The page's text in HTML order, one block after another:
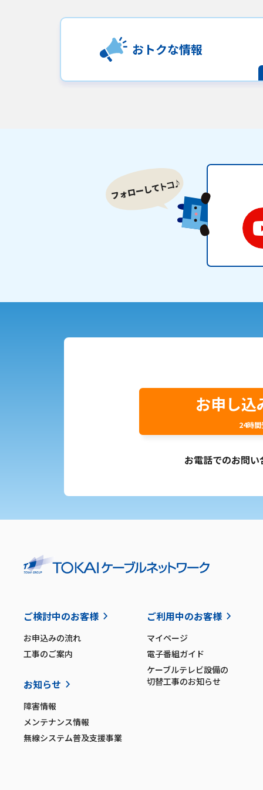
おトクな情報
お申し込
24時
お電話でのお問い
ご検討中のお客様
お申込みの流れ
工事のご案内
お知らせ
障害情報
メンテナンス情報
無線システム普及支援事業
ご利用中のお客様
マイページ
電子番組ガイド
ケーブルテレビ設備の
切替工事のお知らせ